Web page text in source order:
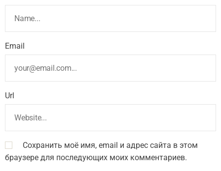
Email
Url
Сохранить моё имя, email и адрес сайта в этом
браузере для последующих моих комментариев.